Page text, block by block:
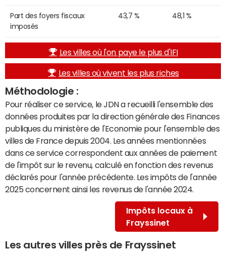
Part des foyers fiscaux
imposés
43,7 % 48,1 %
Les villes où l'on paye le plus d'IFI
Les villes où vivent les plus riches
Méthodologie :
Pour réaliser ce service, le JDN a recueilli l'ensemble des
données produites par la direction générale des Finances
publiques du ministère de l'Economie pour l'ensemble des
villes de France depuis 2004. Les années mentionnées
dans ce service correspondent aux années de paiement
de l'impôt sur le revenu, calculé en fonction des revenus
déclarés pour l'année précédente. Les impôts de l'année
2025 concernent ainsi les revenus de l'année 2024.
Impôts locaux à
Frayssinet
Les autres villes près de Frayssinet